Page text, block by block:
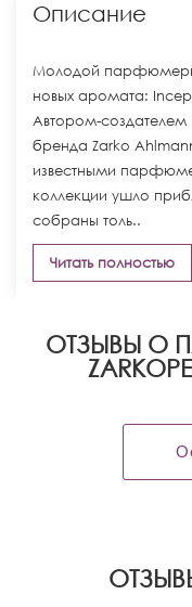
Описание
Молодой
новых аромата:
Автором-
бренда Zarko
известными
коллекции ушло
собраны толь..
Читать полностью
ОТЗЫВЫ О